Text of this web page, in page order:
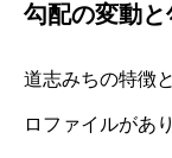
勾配の変動
道志みちの特徴
ロファイルがあ